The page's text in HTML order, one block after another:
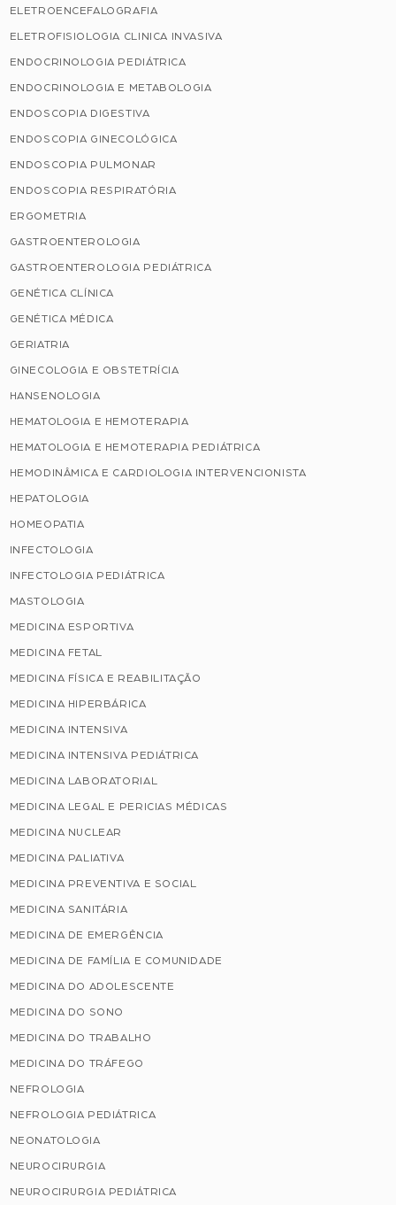
ELETROENCEFALOGRAFIA
ELETROFISIOLOGIA CLINICA INVASIVA
ENDOCRINOLOGIA PEDIÁTRICA
ENDOCRINOLOGIA E METABOLOGIA
ENDOSCOPIA DIGESTIVA
ENDOSCOPIA GINECOLÓGICA
ENDOSCOPIA PULMONAR
ENDOSCOPIA RESPIRATÓRIA
ERGOMETRIA
GASTROENTEROLOGIA
GASTROENTEROLOGIA PEDIÁTRICA
GENÉTICA CLÍNICA
GENÉTICA MÉDICA
GERIATRIA
GINECOLOGIA E OBSTETRÍCIA
HANSENOLOGIA
HEMATOLOGIA E HEMOTERAPIA
HEMATOLOGIA E HEMOTERAPIA PEDIÁTRICA
HEMODINÂMICA E CARDIOLOGIA INTERVENCIONISTA
HEPATOLOGIA
HOMEOPATIA
INFECTOLOGIA
INFECTOLOGIA PEDIÁTRICA
MASTOLOGIA
MEDICINA ESPORTIVA
MEDICINA FETAL
MEDICINA FÍSICA E REABILITAÇÃO
MEDICINA HIPERBÁRICA
MEDICINA INTENSIVA
MEDICINA INTENSIVA PEDIÁTRICA
MEDICINA LABORATORIAL
MEDICINA LEGAL E PERICIAS MÉDICAS
MEDICINA NUCLEAR
MEDICINA PALIATIVA
MEDICINA PREVENTIVA E SOCIAL
MEDICINA SANITÁRIA
MEDICINA DE EMERGÊNCIA
MEDICINA DE FAMÍLIA E COMUNIDADE
MEDICINA DO ADOLESCENTE
MEDICINA DO SONO
MEDICINA DO TRABALHO
MEDICINA DO TRÁFEGO
NEFROLOGIA
NEFROLOGIA PEDIÁTRICA
NEONATOLOGIA
NEUROCIRURGIA
NEUROCIRURGIA PEDIÁTRICA